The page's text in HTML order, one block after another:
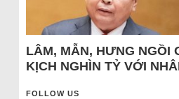
LÂM, MẪN, HƯNG NGỒI
KỊCH NGHÌN TỶ VỚI
FOLLOW US